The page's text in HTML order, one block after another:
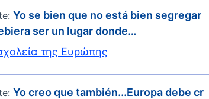
Yo se bien que no está bien segregar
ser un lugar donde…
της Ευρώπης
Yo creo que también...Europa debe cr